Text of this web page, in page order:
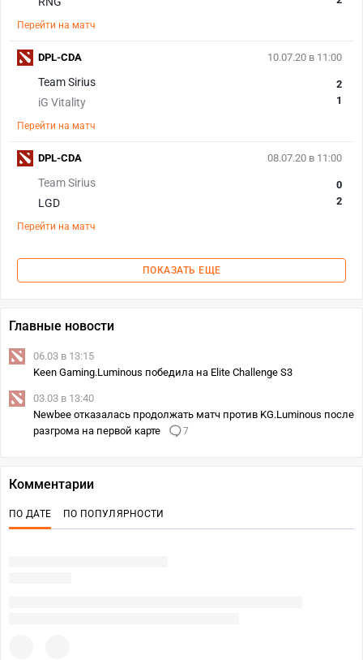
Перейти на матч
10.07.20 в 11:00
Team Sirius
iG Vitality
2
1
Перейти на матч
DPL-CDA
08.07.20 в 11:00
Team Sirius
LGD
0
2
Перейти на матч
DPL-CDA
ПОКАЗАТЬ ЕЩЕ
Главные новости
06.03 в 13:15
Keen Gaming.Luminous победила на Elite Challenge S3
03.03 в 13:40
Newbee отказалась продолжать матч против KG.Luminous после
разгрома на первой карте
7
Комментарии
ПО ДАТЕ ПО ПОПУЛЯРНОСТИ